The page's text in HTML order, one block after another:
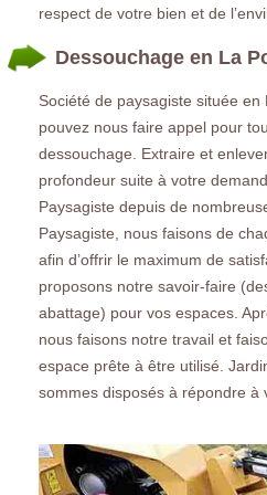
respect de votre bien et de
Dessouchage en La
Société de paysagiste située
pouvez nous faire appel pour
dessouchage. Extraire et
profondeur suite à votre
Paysagiste depuis de
Paysagiste, nous faisons de
afin d’offrir le maximum de
proposons notre savoir-faire
abattage) pour vos espaces.
nous faisons notre travail et
espace prête à être utilisé.
sommes disposés à répondre à